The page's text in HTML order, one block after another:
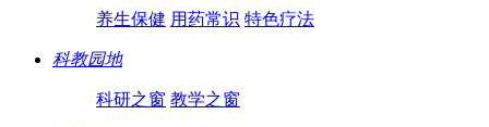
养生保健 用药常识 特色疗法
科教园地
科研之窗 教学之窗